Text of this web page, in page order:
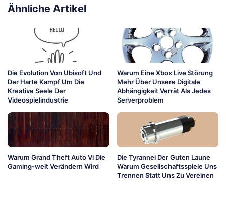
Ähnliche Artikel
Die Evolution Von Ubisoft Und
Der Harte Kampf Um Die
Kreative Seele Der
Videospielindustrie
Warum Eine Xbox Live Störung
Mehr Über Unsere Digitale
Abhängigkeit Verrät Als Jedes
Serverproblem
Warum Grand Theft Auto Vi Die
Gaming-welt Verändern Wird
Die Tyrannei Der Guten Laune
Warum Gesellschaftsspiele Uns
Trennen Statt Uns Zu Vereinen